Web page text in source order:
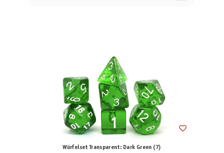
Würfelset Transparent: Dark Green (7)